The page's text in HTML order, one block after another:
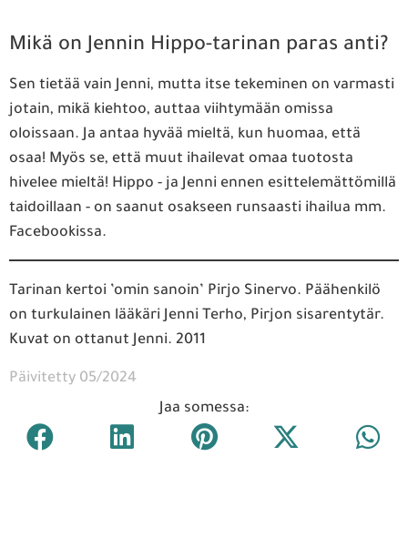
Mikä on Jennin Hippo-tarinan paras anti?
Sen tietää vain Jenni, mutta itse tekeminen on varmasti
jotain, mikä kiehtoo, auttaa viihtymään omissa
oloissaan. Ja antaa hyvää mieltä, kun huomaa, että
osaa! Myös se, että muut ihailevat omaa tuotosta
hivelee mieltä! Hippo - ja Jenni ennen esittelemättömillä
taidoillaan - on saanut osakseen runsaasti ihailua mm.
Facebookissa.
Tarinan kertoi ’omin sanoin’ Pirjo Sinervo. Päähenkilö
on turkulainen lääkäri Jenni Terho, Pirjon sisarentytär.
Kuvat on ottanut Jenni. 2011
Päivitetty 05/2024
Jaa somessa: